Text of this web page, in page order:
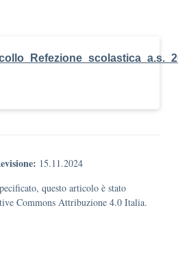
15.11.2024
questo articolo è stato
Commons Attribuzione 4.0 Italia.